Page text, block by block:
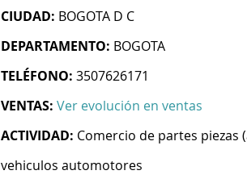
CIUDAD: BOGOTA D C
DEPARTAMENTO: BOGOTA
TELÉFONO: 3507626171
VENTAS: Ver evolución en ventas
ACTIVIDAD: Comercio de partes piezas
vehiculos automotores